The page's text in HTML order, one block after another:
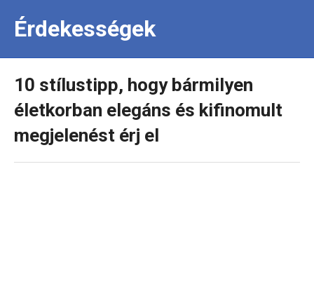
Érdekességek
10 stílustipp, hogy bármilyen
életkorban elegáns és kifinomult
megjelenést érj el